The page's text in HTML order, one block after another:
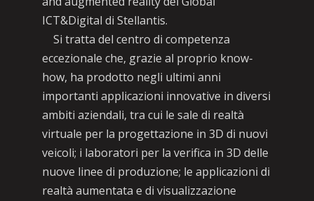
ICT&Digital di Stellantis.
Si tratta del centro di competenza
eccezionale che, grazie al proprio know-
how, ha prodotto negli ultimi anni
importanti applicazioni innovative in diversi
ambiti aziendali, tra cui le sale di realtà
virtuale per la progettazione in 3D di nuovi
veicoli; i laboratori per la verifica in 3D delle
nuove linee di produzione; le applicazioni di
realtà aumentata e di visualizzazione